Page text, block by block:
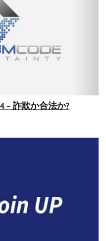
– 詐欺か合法か?